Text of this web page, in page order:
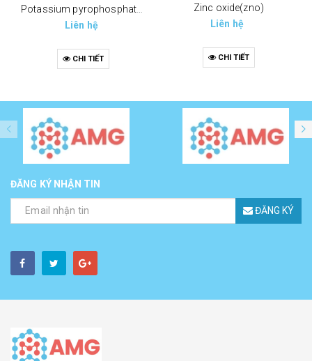
Liên hệ
CHI TIẾT
Zinc oxide(zno)
Liên hệ
CHI TIẾT
ĐĂNG KÝ NHẬN TIN
ĐĂNG KÝ